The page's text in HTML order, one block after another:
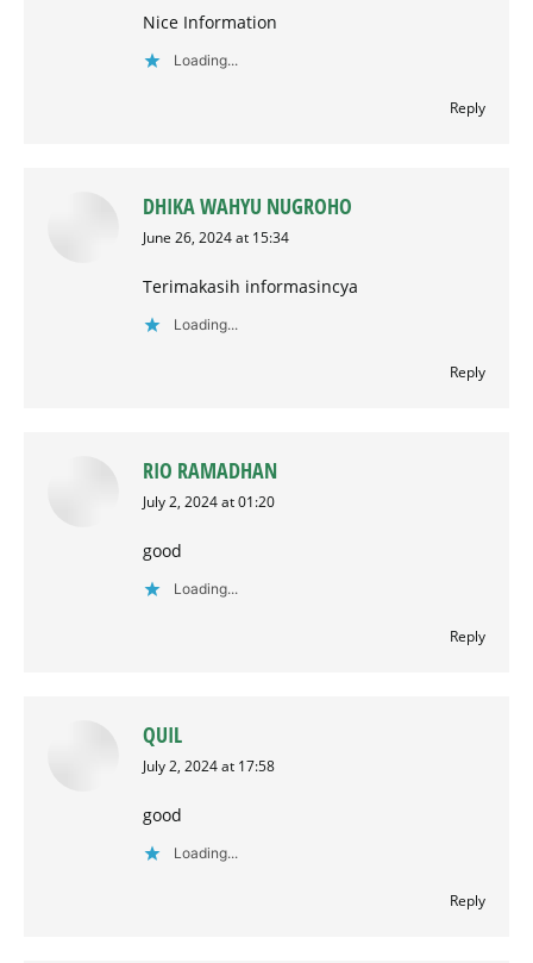
Nice Information
Loading...
Reply
DHIKA WAHYU NUGROHO
says:
June 26, 2024 at 15:34
Terimakasih informasincya
Loading...
Reply
RIO RAMADHAN
says:
July 2, 2024 at 01:20
good
Loading...
Reply
QUIL
says:
July 2, 2024 at 17:58
good
Loading...
Reply